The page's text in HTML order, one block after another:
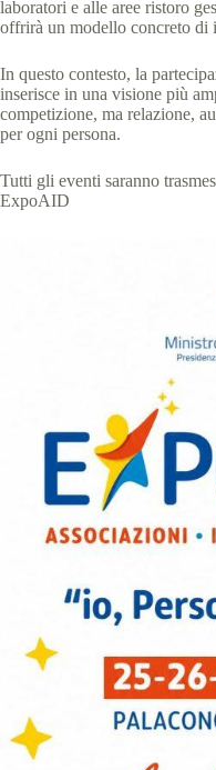
laboratori e alle aree ristoro
offrirà un modello concreto di
In questo contesto, la
inserisce in una visione più
competizione, ma relazione,
per ogni persona.
Tutti gli eventi saranno
ExpoAID